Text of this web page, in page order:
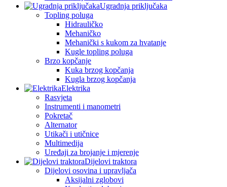
Ugradnja priključaka
Topling poluga
Hidrauličko
Mehaničko
Mehanički s kukom za hvatanje
Kugle topling poluga
Brzo kopčanje
Kuka brzog kopčanja
Kugla brzog kopčanja
Elektrika
Rasvjeta
Instrumenti i manometri
Pokretač
Alternator
Utikači i utičnice
Multimedija
Uređaji za brojanje i mjerenje
Dijelovi traktora
Dijelovi osovina i upravljača
Aksijalni zglobovi